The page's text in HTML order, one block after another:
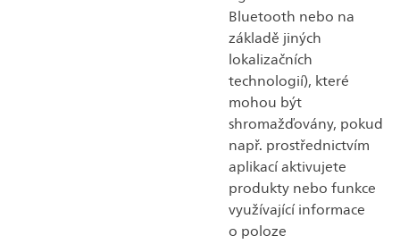
Bluetooth nebo na
základě jiných
lokalizačních
technologií), které
mohou být
shromažďovány, pokud
např. prostřednictvím
aplikací aktivujete
produkty nebo funkce
využívající informace
o poloze